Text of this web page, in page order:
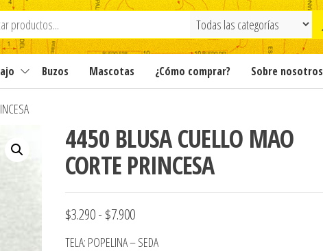
Buzos Mascotas ¿Cómo comprar? Sobre nosotros
4450 BLUSA CUELLO MAO
CORTE PRINCESA
$3.290- $7.900Rango
de
TELA: POPELINA – SEDA